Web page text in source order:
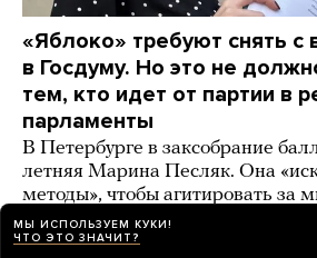
«Яблоко» требуют снять с
в Госдуму. Но это не
тем, кто идет от партии в
парламенты
В Петербурге в заксобрание
летняя Марина Песляк. Она
методы», чтобы агитировать за
ИСТОРИИ день назад
МЫ ИСПОЛЬЗУЕМ КУКИ!
ЧТО ЭТО ЗНАЧИТ?